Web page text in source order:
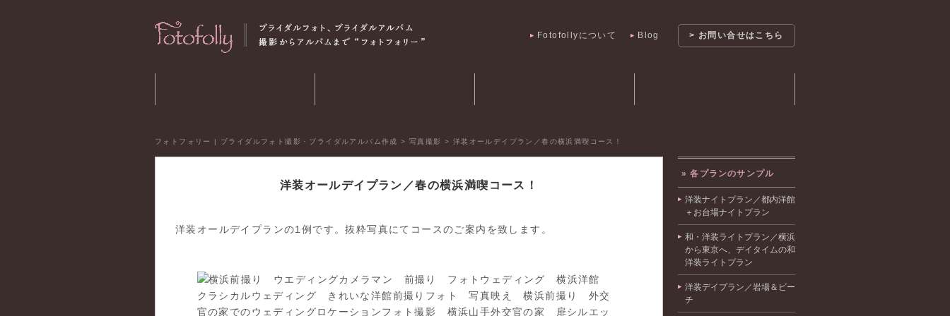
Fotofollyについて Blog > お問い合せはこちら
フォトフォリー | ブライダルフォト撮影・ブライダルアルバム作成 >写真撮影 > 洋装オールデイプラン／春の横浜満喫コース！
洋装オールデイプラン／春の横浜満喫コース！
洋装オールデイプランの1例です。抜粋写真にてコースのご案内を致します。
» 各プランのサンプル
洋装ナイトプラン／都内洋館
＋お台場ナイトプラン
和・洋装ライトプラン／横浜
から東京へ、デイタイムの和
洋装ライトプラン
洋装デイプラン／岩場＆ビー
チ